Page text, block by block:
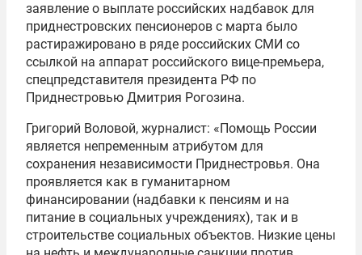
заявление о выплате российских надбавок для
приднестровских пенсионеров с марта было
растиражировано в ряде российских СМИ со
ссылкой на аппарат российского вице-премьера,
спецпредставителя президента РФ по
Приднестровью Дмитрия Рогозина.
Григорий Воловой, журналист: «Помощь России
является непременным атрибутом для
сохранения независимости Приднестровья. Она
проявляется как в гуманитарном
финансировании (надбавки к пенсиям и на
питание в социальных учреждениях), так и в
строительстве социальных объектов. Низкие цены